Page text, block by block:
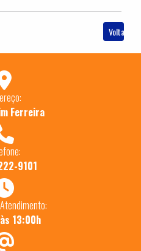
Voltar
Ferreira
9101
13:00h